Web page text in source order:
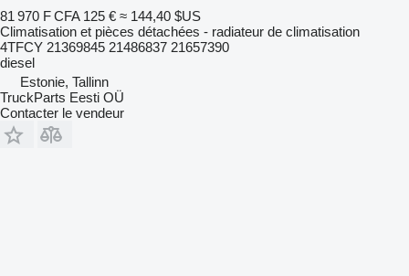
81 970 F CFA 125 € ≈ 144,40 $US
Climatisation et pièces détachées - radiateur de climatisation
4TFCY 21369845 21486837 21657390
diesel
Estonie, Tallinn
TruckParts Eesti OÜ
Contacter le vendeur